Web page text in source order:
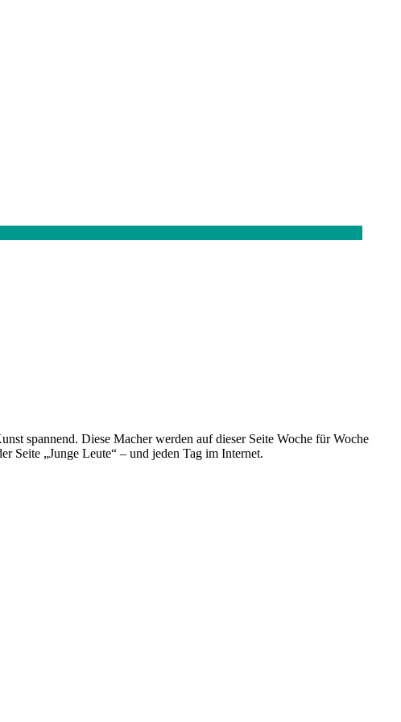
spannend. Diese Macher werden auf dieser Seite Woche für Woche
Seite „Junge Leute“ – und jeden Tag im Internet.